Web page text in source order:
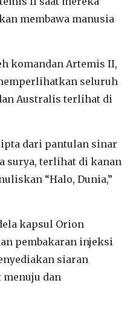
membawa manusia
komandan Artemis II,
seluruh
Australis terlihat di
dari pantulan sinar
surya, terlihat di kanan
“Halo, Dunia,”
kapsul Orion
pembakaran injeksi
siaran
dan